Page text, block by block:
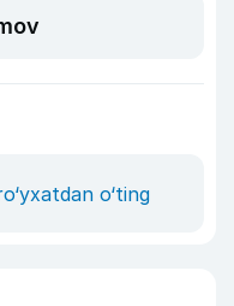
o‘ting